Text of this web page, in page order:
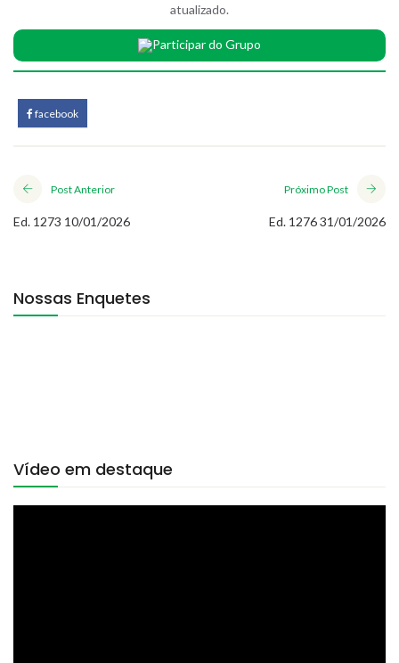
atualizado.
Participar do Grupo
facebook
Post Anterior
Ed. 1273 10/01/2026
Próximo Post
Ed. 1276 31/01/2026
Nossas Enquetes
Vídeo em destaque